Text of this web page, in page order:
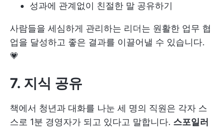
성과에 관계없이 친절한 말 공유하기
사람들을 세심하게 관리하는 리더는 원활한 업무 협
업을 달성하고 좋은 결과를 이끌어낼 수 있습니다.
💗
7. 지식 공유
책에서 청년과 대화를 나눈 세 명의 직원은 각자 스
스로 1분 경영자가 되고 있다고 말합니다. 스포일러